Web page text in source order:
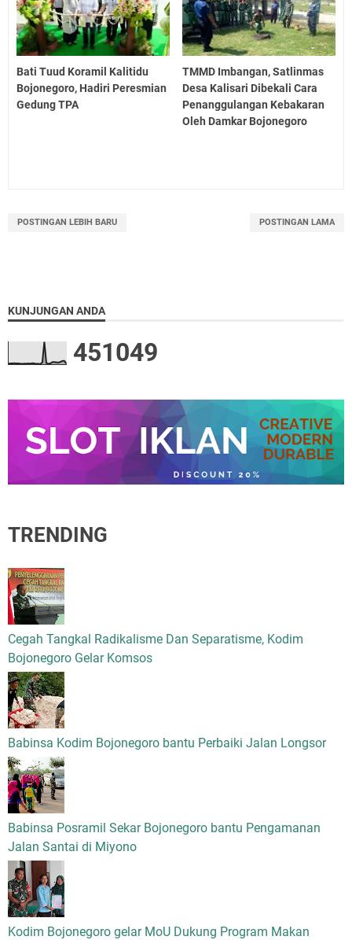
Bati Tuud Koramil Kalitidu
Bojonegoro, Hadiri Peresmian
Gedung TPA
TMMD Imbangan, Satlinmas
Desa Kalisari Dibekali Cara
Penanggulangan Kebakaran
Oleh Damkar Bojonegoro
POSTINGAN LEBIH BARU POSTINGAN LAMA
KUNJUNGAN ANDA
451049
TRENDING
Cegah Tangkal Radikalisme Dan Separatisme, Kodim
Bojonegoro Gelar Komsos
Babinsa Kodim Bojonegoro bantu Perbaiki Jalan Longsor
Babinsa Posramil Sekar Bojonegoro bantu Pengamanan
Jalan Santai di Miyono
Kodim Bojonegoro gelar MoU Dukung Program Makan